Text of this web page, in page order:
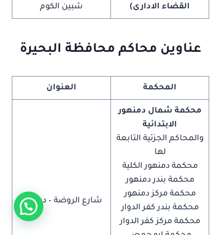
القضاء الادارى)
شبين الكوم
عناوين محاكم محافظة البحيرة
المحكمة العنوان
محكمة شمال دمنهور
الابتدائية
والمحاكم الجزئية التابعة
لها
محكمة دمنهور الكلية
محكمة بندر دمنهور
محكمة مركز دمنهور
محكمة بندر كفر الدوار
محكمة مركز كفر الدوار
شارع الروضة – دمنهور